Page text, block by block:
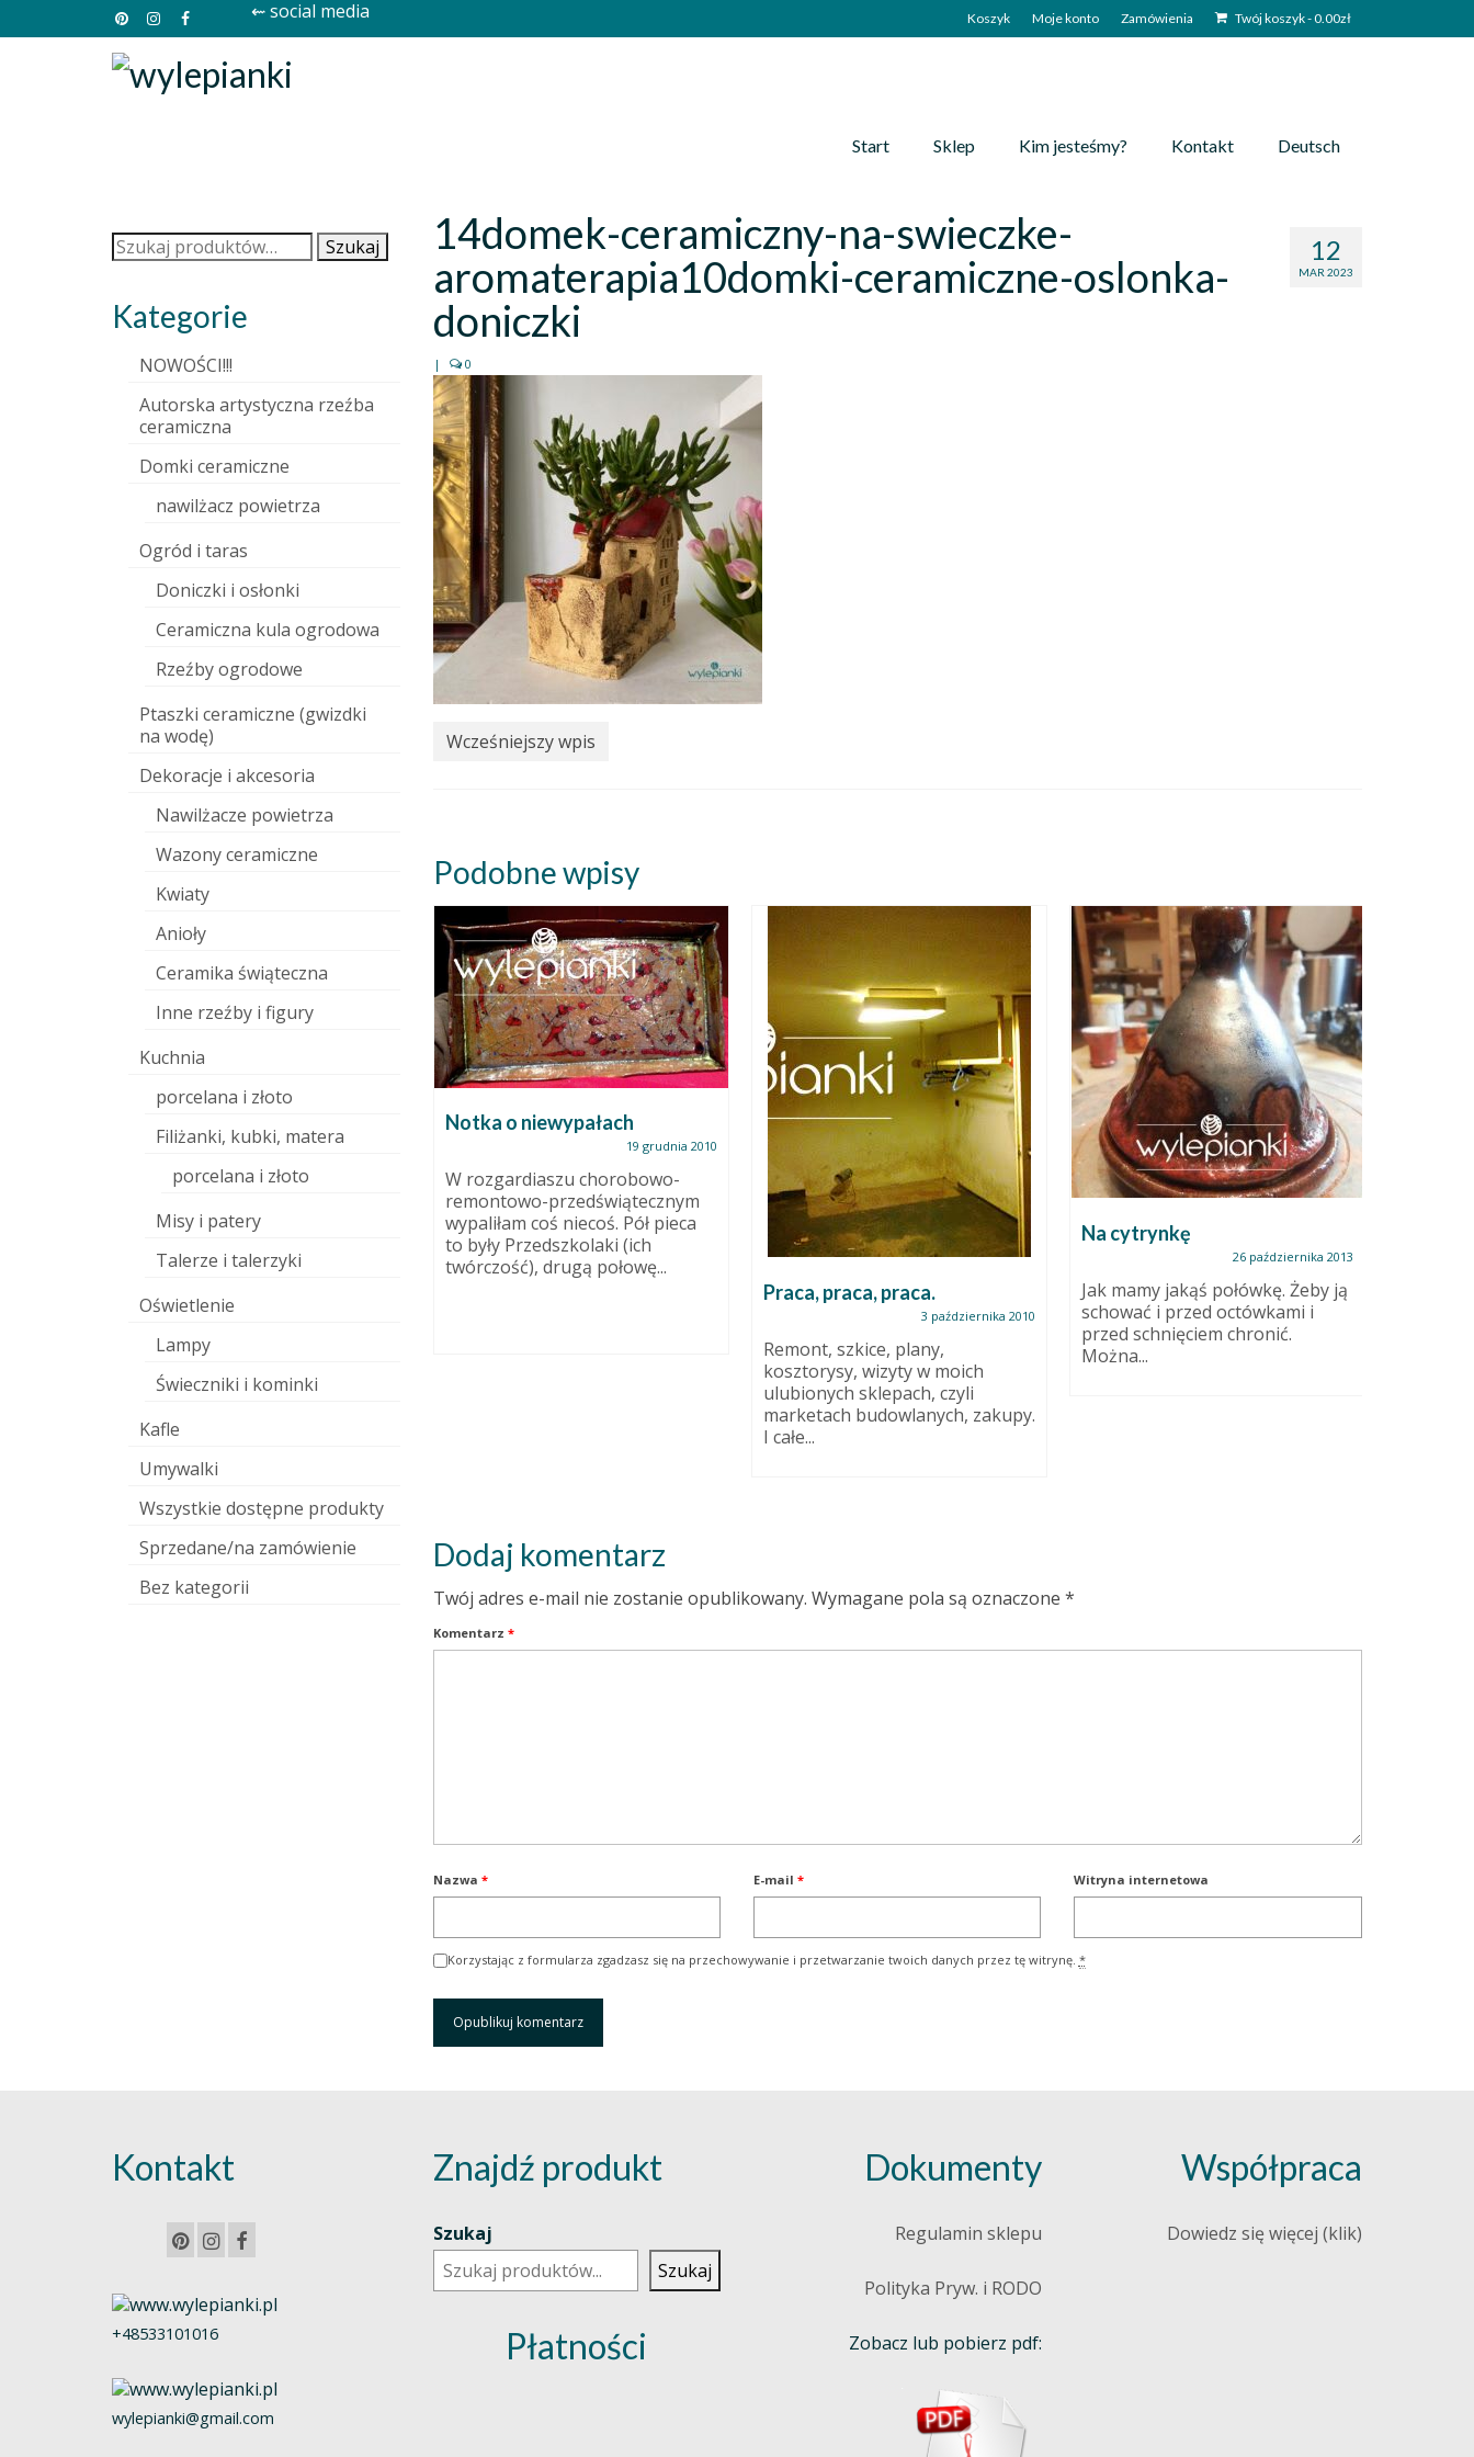
Koszyk Moje konto Zamówienia Twój koszyk-0.00zł
⇜ social media
Start Sklep Kim jesteśmy? Kontakt Deutsch
12
MAR 2023
14domek-ceramiczny-na-swieczke-
aromaterapia10domki-ceramiczne-oslonka-
doniczki
| 0
Wcześniejszy wpis
Podobne wpisy
DIY: Piec papierowy do wypału
ceramiki
Dziś opowiem o tym zrobić
własnoręcznie papierowy piec
plenerowy. Z doświadczenia
wiem, że największą
Notka o niewypałach
19 grudnia 2010
W rozgardiaszu chorobowo-
remontowo-przedświątecznym
wypaliłam coś niecoś. Pół pieca
to były Przedszkolaki (ich
twórczość), drugą połowę...
Praca, praca, praca.
3 października 2010
Remont, szkice, plany,
kosztorysy, wizyty w moich
ulubionych sklepach, czyli
marketach budowlanych, zakupy.
I całe...
Na cytrynkę
26 października 2013
Jak mamy jakąś połówkę. Żeby ją
schować i przed octówkami i
przed schnięciem chronić.
Można...
Dodaj komentarz
Twój adres e-mail nie zostanie opublikowany. Wymagane pola są oznaczone *
Komentarz *
Nazwa * E-mail * Witryna internetowa
Korzystając z formularza zgadzasz się na przechowywanie i przetwarzanie twoich danych przez tę witrynę. *
Szukaj: Szukaj
Kategorie
NOWOŚCI!!!
Autorska artystyczna rzeźba
ceramiczna
Domki ceramiczne
nawilżacz powietrza
Ogród i taras
Doniczki i osłonki
Ceramiczna kula ogrodowa
Rzeźby ogrodowe
Ptaszki ceramiczne (gwizdki
na wodę)
Dekoracje i akcesoria
Nawilżacze powietrza
Wazony ceramiczne
Kwiaty
Anioły
Ceramika świąteczna
Inne rzeźby i figury
Kuchnia
porcelana i złoto
Filiżanki, kubki, matera
porcelana i złoto
Misy i patery
Talerze i talerzyki
Oświetlenie
Lampy
Świeczniki i kominki
Kafle
Umywalki
Wszystkie dostępne produkty
Sprzedane/na zamówienie
Bez kategorii
Kontakt
+48533101016
wylepianki@gmail.com
Znajdź produkt
Szukaj
Szukaj
Płatności
Dokumenty
Regulamin sklepu
Polityka Pryw. i RODO
Zobacz lub pobierz pdf:
Współpraca
Dowiedz się więcej (klik)